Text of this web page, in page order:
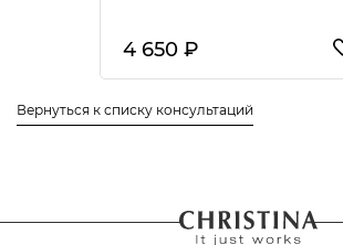
4 650 ₽
Вернуться к списку консультаций